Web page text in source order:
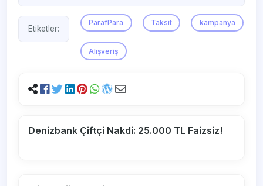
Etiketler:
ParafPara Taksit kampanya
Alışveriş
Denizbank Çiftçi Nakdi: 25.000 TL Faizsiz!